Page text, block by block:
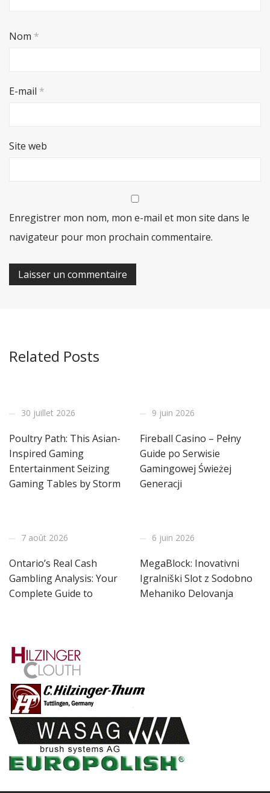
Nom *
E-mail *
Site web
Enregistrer mon nom, mon e-mail et mon site dans le
navigateur pour mon prochain commentaire.
Related Posts
30 juillet 2026
Poultry Path: This Asian-
Inspired Gaming
Entertainment Seizing
Gaming Tables by Storm
9 juin 2026
Fireball Casino – Pełny
Guide po Serwisie
Gamingowej Świeżej
Generacji
7 août 2026
Ontario’s Real Cash
Gambling Analysis: Your
Complete Guide to
6 juin 2026
MegaBlock: Inovativni
Igralniški Slot z Sodobno
Mehaniko Delovanja